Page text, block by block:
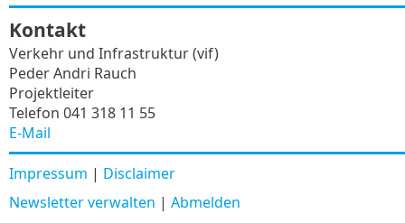
Kontakt
Verkehr und Infrastruktur (vif)
Peder Andri Rauch
Projektleiter
Telefon 041 318 11 55
E-Mail
Impressum | Disclaimer
Newsletter verwalten | Abmelden